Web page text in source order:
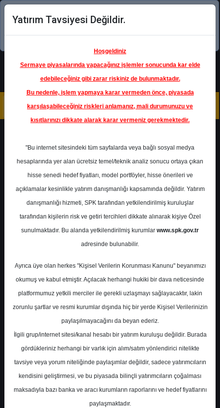
Şimdi uygulamayı indirin!
FROTO - FORD OTOMOTİV
SANAYİ A.Ş.
Hedef Fiyat 121.40 ₺
Getiri
%0.00
1 2
En Yüksek Tahmin
Ortalama Fiyat Tahmini
Yatırım Tavsiyesi Değildir.
Hoşgeldiniz
Sermaye piyasalarında yapacağınız işlemler sonucunda kar elde
edebileceğiniz gibi zarar riskiniz de bulunmaktadır.
Bu nedenle, işlem yapmaya karar vermeden önce, piyasada
karşılaşabileceğiniz riskleri anlamanız, mali durumunuzu ve
kısıtlarınızı dikkate alarak karar vermeniz gerekmektedir.
"Bu internet sitesindeki tüm sayfalarda veya bağlı sosyal medya
hesaplarında yer alan ücretsiz temel/teknik analiz sonucu ortaya çıkan
hisse senedi hedef fiyatları, model portföyler, hisse önerileri ve
açıklamalar kesinlikle yatırım danışmanlığı kapsamında değildir. Yatırım
danışmanlığı hizmeti, SPK tarafından yetkilendirilmiş kuruluşlar
tarafından kişilerin risk ve getiri tercihleri dikkate alınarak kişiye Özel
sunulmaktadır. Bu alanda yetkilendirilmiş kurumlar www.spk.gov.tr
adresinde bulunabilir.
Ayrıca üye olan herkes "Kişisel Verilerin Korunması Kanunu" beyanımızı
okumuş ve kabul etmiştir. Açılacak herhangi hukiki bir dava neticesinde
platformumuz yetkili merciler ile gerekli uzlaşmayı sağlayacaktır, lakin
zorunlu şartlar ve resmi kurumlar dışında hiç bir yerde Kişisel Verilerinizin
paylaşılmayacağını da beyan ederiz.
İlgili grup/internet sitesi/kanal hesabı bir yatırım kuruluşu değildir. Burada
gördükleriniz herhangi bir varlık için alım/satım yönlendirici nitelikte
tavsiye veya yorum niteliğinde paylaşımlar değildir, sadece yatırımcıların
kendisini geliştirmesi, ve bu piyasada bilinçli yatırımcıların çoğalması
maksadıyla bazı banka ve aracı kurumların raporlarını ve hedef fiyatlarını
paylaşmaktadır.